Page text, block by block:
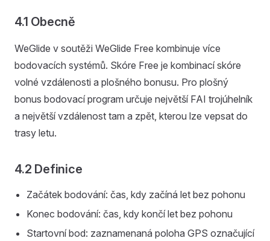
4.1 Obecně
WeGlide v soutěži WeGlide Free kombinuje více
bodovacích systémů. Skóre Free je kombinací skóre
volné vzdálenosti a plošného bonusu. Pro plošný
bonus bodovací program určuje největší FAI trojúhelník
a největší vzdálenost tam a zpět, kterou lze vepsat do
trasy letu.
4.2 Definice
Začátek bodování: čas, kdy začíná let bez pohonu
Konec bodování: čas, kdy končí let bez pohonu
Startovní bod: zaznamenaná poloha GPS označující